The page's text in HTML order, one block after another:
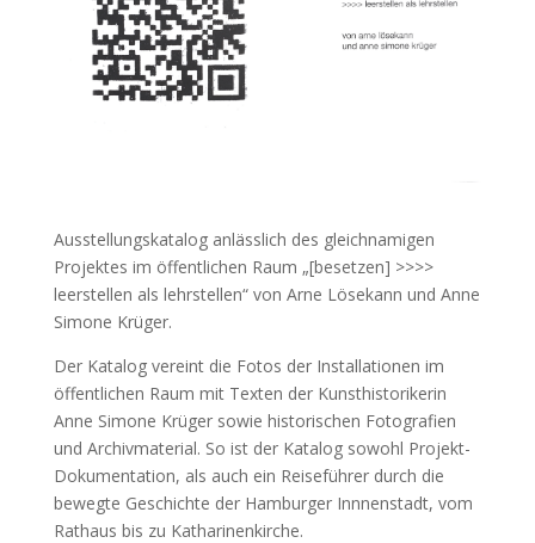
Ausstellungskatalog anlässlich des gleichnamigen
Projektes im öffentlichen Raum „[besetzen] >>>>
leerstellen als lehrstellen“ von Arne Lösekann und Anne
Simone Krüger.
Der Katalog vereint die Fotos der Installationen im
öffentlichen Raum mit Texten der Kunsthistorikerin
Anne Simone Krüger sowie historischen Fotografien
und Archivmaterial. So ist der Katalog sowohl Projekt-
Dokumentation, als auch ein Reiseführer durch die
bewegte Geschichte der Hamburger Innnenstadt, vom
Rathaus bis zu Katharinenkirche.